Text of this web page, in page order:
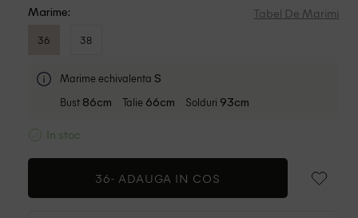
Marime: Tabel De Marimi
36 38
Marime echivalenta S
Bust 86cm Talie 66cm Solduri 93cm
In stoc
36- ADAUGA IN COS